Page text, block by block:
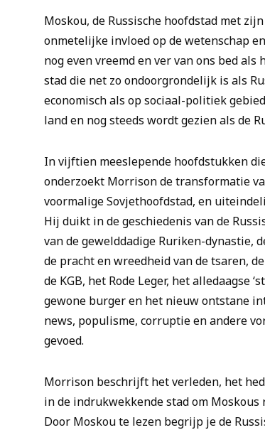
Moskou, de Russische hoofdstad met
onmetelijke invloed op de wetenschap
nog even vreemd en ver van ons bed als
stad die net zo ondoorgrondelijk is als
economisch als op sociaal-politiek
land en nog steeds wordt gezien als de
In vijftien meeslepende hoofdstukken
onderzoekt Morrison de transformatie
voormalige Sovjethoofdstad, en
Hij duikt in de geschiedenis van de
van de gewelddadige Ruriken-dynastie,
de pracht en wreedheid van de tsaren,
de KGB, het Rode Leger, het alledaagse
gewone burger en het nieuw ontstane
news, populisme, corruptie en andere
gevoed.
Morrison beschrijft het verleden, het
in de indrukwekkende stad om
Door Moskoute lezen begrijp je de